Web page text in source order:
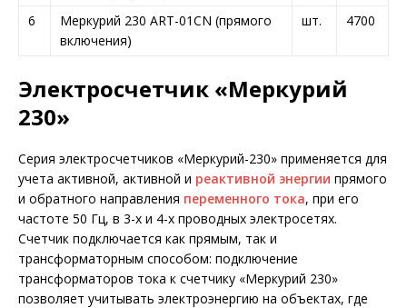
6
Меркурий 230 ART-01CN (прямого
включения)
шт. 4700
Электросчетчик «Меркурий
230»
Серия электросчетчиков «Меркурий-230» применяется для
учета активной, активной и реактивной энергии прямого
и обратного направления переменного тока, при его
частоте 50 Гц, в 3-х и 4-х проводных электросетях.
Счетчик подключается как прямым, так и
трансформаторным способом: подключение
трансформаторов тока к счетчику «Меркурий 230»
позволяет учитывать электроэнергию на объектах, где